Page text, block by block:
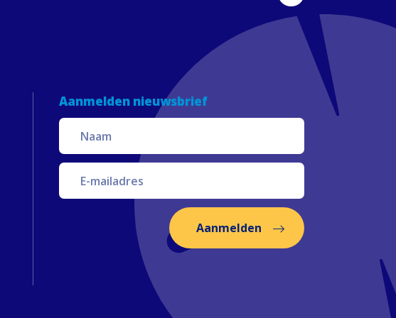
Aanmelden nieuwsbrief
Aanmelden